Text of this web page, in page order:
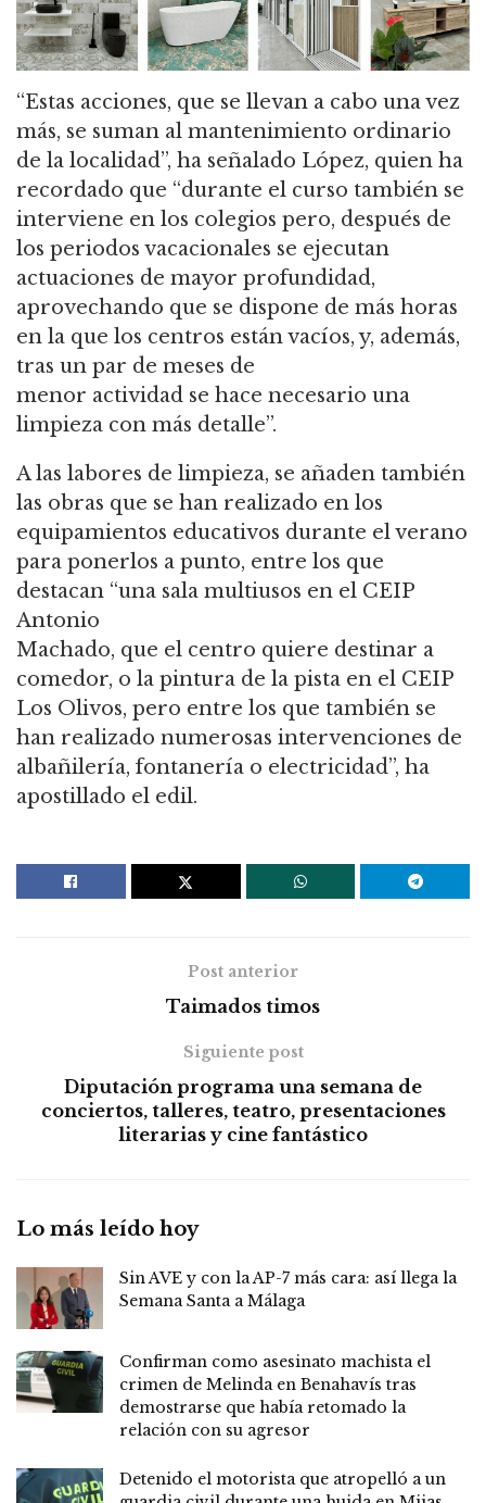
“Estas acciones, que se llevan a cabo una vez
más, se suman al mantenimiento ordinario
de la localidad”, ha señalado López, quien ha
recordado que “durante el curso también se
interviene en los colegios pero, después de
los periodos vacacionales se ejecutan
actuaciones de mayor profundidad,
aprovechando que se dispone de más horas
en la que los centros están vacíos, y, además,
tras un par de meses de
menor actividad se hace necesario una
limpieza con más detalle”.
A las labores de limpieza, se añaden también
las obras que se han realizado en los
equipamientos educativos durante el verano
para ponerlos a punto, entre los que
destacan “una sala multiusos en el CEIP
Antonio
Machado, que el centro quiere destinar a
comedor, o la pintura de la pista en el CEIP
Los Olivos, pero entre los que también se
han realizado numerosas intervenciones de
albañilería, fontanería o electricidad”, ha
apostillado el edil.
Post anterior
Taimados timos
Siguiente post
Diputación programa una semana de
conciertos, talleres, teatro, presentaciones
literarias y cine fantástico
Lo más leído hoy
Sin AVE y con la AP-7 más cara: así llega la
Semana Santa a Málaga
Confirman como asesinato machista el
crimen de Melinda en Benahavís tras
demostrarse que había retomado la
relación con su agresor
Detenido el motorista que atropelló a un